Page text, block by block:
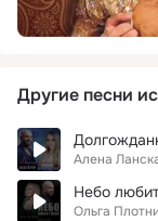
Другие песни
Алена
Небо
Ольга